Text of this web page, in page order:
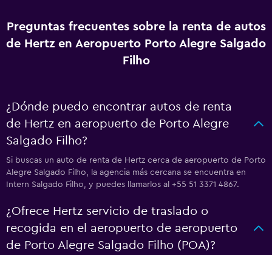
Preguntas frecuentes sobre la renta de autos
de Hertz en Aeropuerto Porto Alegre Salgado
Filho
¿Dónde puedo encontrar autos de renta
de Hertz en aeropuerto de Porto Alegre
Salgado Filho?
Si buscas un auto de renta de Hertz cerca de aeropuerto de Porto
Alegre Salgado Filho, la agencia más cercana se encuentra en
Intern Salgado Filho, y puedes llamarlos al +55 51 3371 4867.
¿Ofrece Hertz servicio de traslado o
recogida en el aeropuerto de aeropuerto
de Porto Alegre Salgado Filho (POA)?